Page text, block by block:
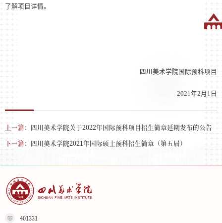
了解项目详情。
四川美术学院国际预科项目
2021年2月 1 日
上一篇： 四川美术学院关于2022年国际预科项目招生简章延期发布的公告
下一篇： 四川美术学院2021年国际硕士预科招生简章（第五届）
401331